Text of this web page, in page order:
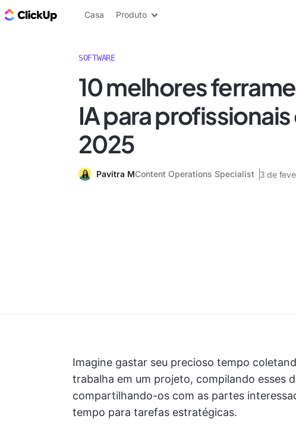
ClickUp Blogue
Casa Produto
SOFTWARE
10 melhores
IA para profissionais
2025
Pavitra MContent Operations Specialist 3 de
Imagine gastar seu precioso tempo
trabalha em um projeto, compilando esses
compartilhando-os com as partes
tempo para tarefas estratégicas.